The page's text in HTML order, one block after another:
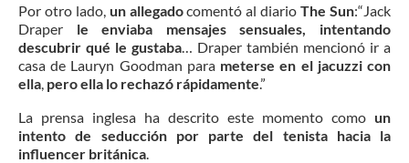
Por otro lado, un allegadocomentó al diario The Sun:“Jack
Draper le enviaba mensajes sensuales, intentando
descubrir qué le gustaba … Draper también mencionó ir a
casa de Lauryn Goodman para meterse en el jacuzzi con
ella pero ella lo rechazó rápidamente.”
La prensa inglesa ha descrito este momento como un
intento de seducción por parte del tenista hacia la
influencer británica